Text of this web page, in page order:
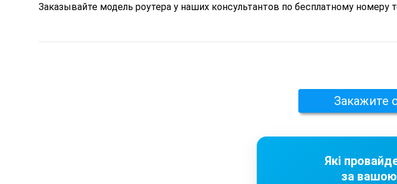
Заказывайте модель роутера у наших консультантов по бесплатному номеру
Закажите
Які
за